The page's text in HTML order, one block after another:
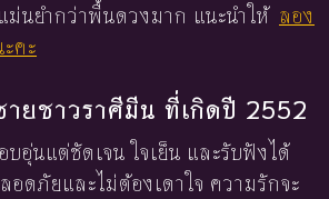
นยำกว่าพื้นดวงมาก แนะนำให้ ลอง
คะ
ยชาวราศีมีน ที่เกิดปี 2552
บอุ่นแต่ชัดเจน ใจเย็น และรับฟังได้
อดภัยและไม่ต้องเดาใจ ความรักจะ